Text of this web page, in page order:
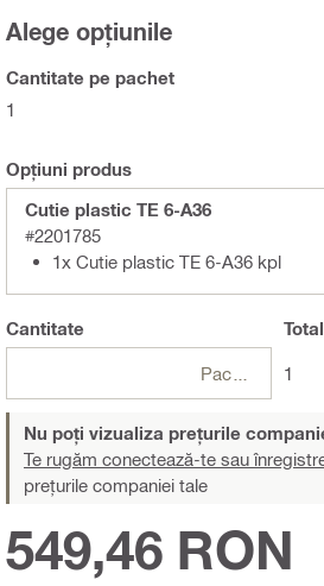
Alege opțiunile
Cantitate pe pachet
1
Opțiuni produs
Cutie plastic TE 6-A36
#2201785
1x Cutie plastic TE 6-A36 kpl
Cantitate Total
1
Nu poți vizualiza prețurile
Te rugăm conectează-te sau
prețurile companiei tale
549,46 RON